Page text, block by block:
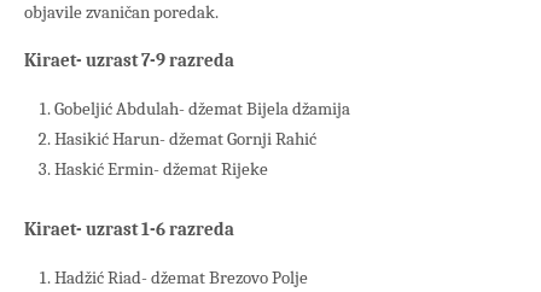
objavile zvaničan poredak.
Kiraet- uzrast 7-9 razreda
Gobeljić Abdulah- džemat Bijela džamija
Hasikić Harun- džemat Gornji Rahić
Haskić Ermin- džemat Rijeke
Kiraet- uzrast 1-6 razreda
Hadžić Riad- džemat Brezovo Polje